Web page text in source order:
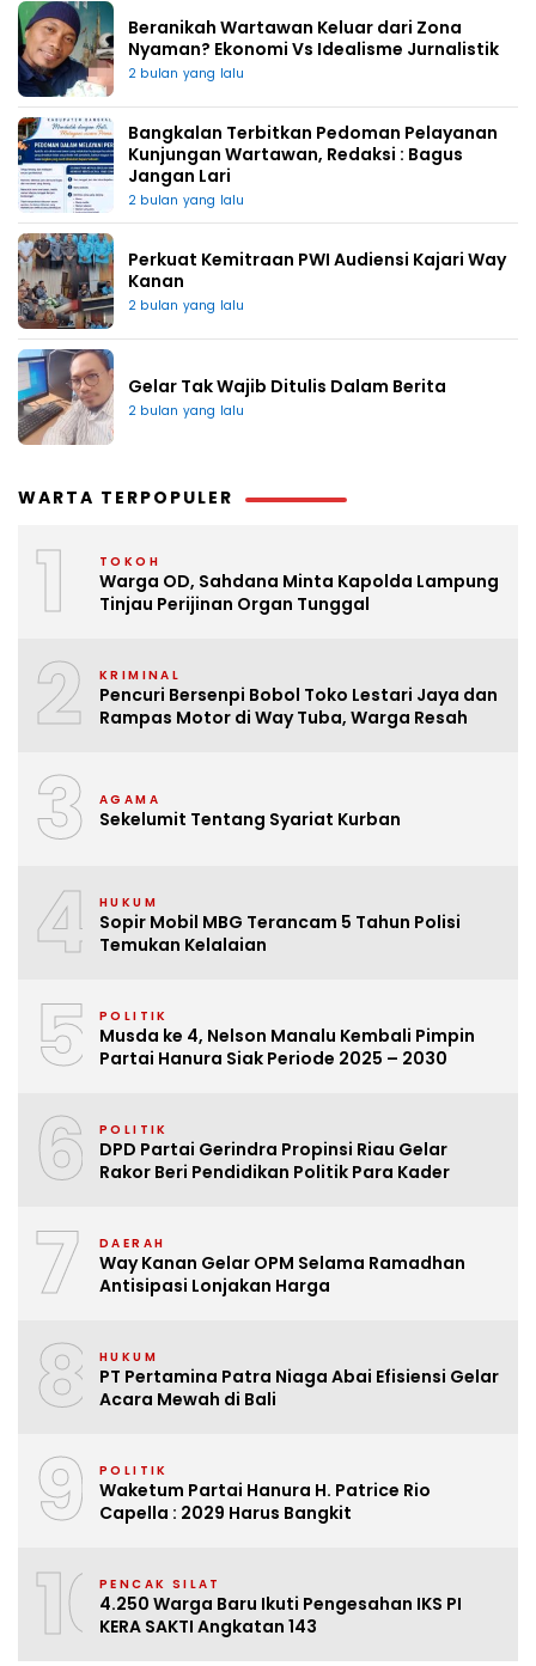
Beranikah Wartawan Keluar dari Zona
Nyaman? Ekonomi Vs Idealisme Jurnalistik
2 bulan yang lalu
Bangkalan Terbitkan Pedoman Pelayanan
Kunjungan Wartawan, Redaksi : Bagus
Jangan Lari
2 bulan yang lalu
Perkuat Kemitraan PWI Audiensi Kajari Way
Kanan
2 bulan yang lalu
Gelar Tak Wajib Ditulis Dalam Berita
2 bulan yang lalu
WARTA TERPOPULER
1 TOKOH
Warga OD, Sahdana Minta Kapolda Lampung
Tinjau Perijinan Organ Tunggal
2 KRIMINAL
Pencuri Bersenpi Bobol Toko Lestari Jaya dan
Rampas Motor di Way Tuba, Warga Resah
3 AGAMA
Sekelumit Tentang Syariat Kurban
4 HUKUM
Sopir Mobil MBG Terancam 5 Tahun Polisi
Temukan Kelalaian
5 POLITIK
Musda ke 4, Nelson Manalu Kembali Pimpin
Partai Hanura Siak Periode 2025 – 2030
6 POLITIK
DPD Partai Gerindra Propinsi Riau Gelar
Rakor Beri Pendidikan Politik Para Kader
7 DAERAH
Way Kanan Gelar OPM Selama Ramadhan
Antisipasi Lonjakan Harga
8 HUKUM
PT Pertamina Patra Niaga Abai Efisiensi Gelar
Acara Mewah di Bali
9 POLITIK
Waketum Partai Hanura H. Patrice Rio
Capella : 2029 Harus Bangkit
10PENCAK SILAT
4.250 Warga Baru Ikuti Pengesahan IKS PI
KERA SAKTI Angkatan 143